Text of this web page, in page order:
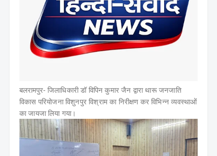
बलरामपुर- जिलाधिकारी डॉ विपिन कुमार जैन द्वारा थारू जनजाति
विकास परियोजना विशुनपुर विश्राम का निरीक्षण कर विभिन्न व्यवस्थाओं
का जायजा लिया गया।